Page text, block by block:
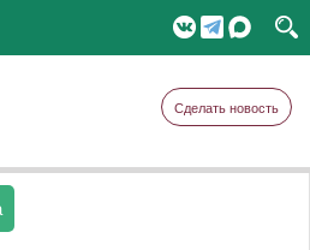
Сделать новость